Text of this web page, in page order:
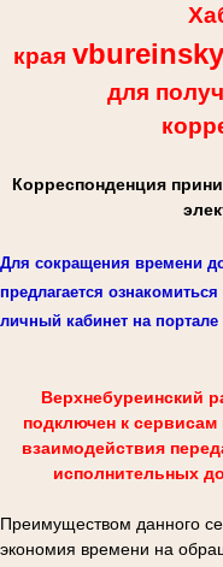
края
для
Корреспонденция
Для сокращения времени
предлагается
личный кабинет на портале
Верхнебуреинский
подключен к сервисам
взаимодействия
исполнительных
Преимуществом данного
экономия времени на